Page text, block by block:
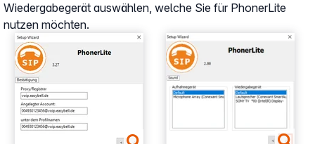
Show larger version Show larger version
Wiedergabegerät auswählen, welche Sie für PhonerLite
nutzen möchten.